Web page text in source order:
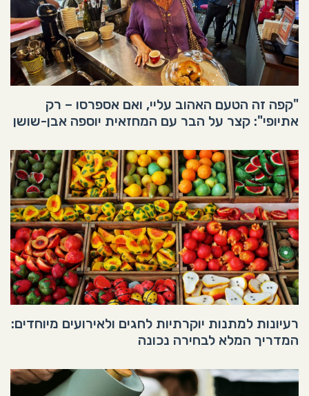
"קפה זה הטעם האהוב עליי, ואם אספרסו – רק
אתיופי": קצר על הבר עם המחזאית יוספה אבן-שושן
רעיונות למתנות יוקרתיות לחגים ולאירועים מיוחדים:
המדריך המלא לבחירה נכונה